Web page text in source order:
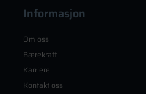
Informasjon
Om oss
Bærekraft
Karriere
Kontakt oss